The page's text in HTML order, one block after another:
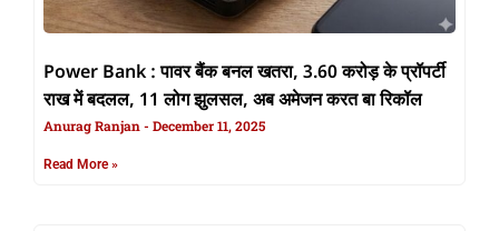
Power Bank : पावर बैंक बनल खतरा, 3.60 करोड़ के प्रॉपर्टी
राख में बदलल, 11 लोग झुलसल, अब अमेजन करत बा रिकॉल
Anurag Ranjan December 11, 2025
Read More »